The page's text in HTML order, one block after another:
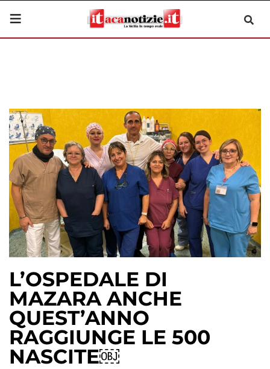
L’OSPEDALE DI
MAZARA ANCHE
QUEST’ANNO
RAGGIUNGE LE 500
NASCITE￼